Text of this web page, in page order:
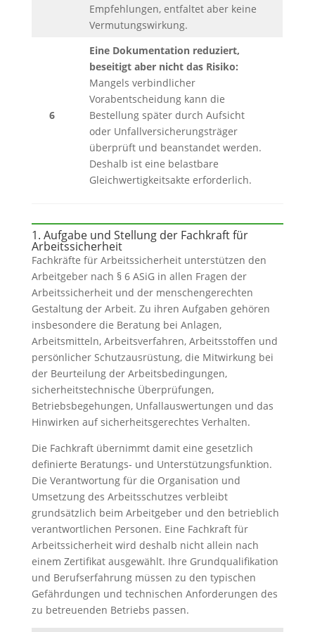
Empfehlungen, entfaltet aber keine
Vermutungswirkung.
6
Eine Dokumentation reduziert,
beseitigt aber nicht das Risiko:
Mangels verbindlicher
Vorabentscheidung kann die
Bestellung später durch Aufsicht
oder Unfallversicherungsträger
überprüft und beanstandet werden.
Deshalb ist eine belastbare
Gleichwertigkeitsakte erforderlich.
1. Aufgabe und Stellung der Fachkraft für
Arbeitssicherheit
Fachkräfte für Arbeitssicherheit unterstützen den
Arbeitgeber nach § 6 ASiG in allen Fragen der
Arbeitssicherheit und der menschengerechten
Gestaltung der Arbeit. Zu ihren Aufgaben gehören
insbesondere die Beratung bei Anlagen,
Arbeitsmitteln, Arbeitsverfahren, Arbeitsstoffen und
persönlicher Schutzausrüstung, die Mitwirkung bei
der Beurteilung der Arbeitsbedingungen,
sicherheitstechnische Überprüfungen,
Betriebsbegehungen, Unfallauswertungen und das
Hinwirken auf sicherheitsgerechtes Verhalten.
Die Fachkraft übernimmt damit eine gesetzlich
definierte Beratungs- und Unterstützungsfunktion.
Die Verantwortung für die Organisation und
Umsetzung des Arbeitsschutzes verbleibt
grundsätzlich beim Arbeitgeber und den betrieblich
verantwortlichen Personen. Eine Fachkraft für
Arbeitssicherheit wird deshalb nicht allein nach
einem Zertifikat ausgewählt. Ihre Grundqualifikation
und Berufserfahrung müssen zu den typischen
Gefährdungen und technischen Anforderungen des
zu betreuenden Betriebs passen.